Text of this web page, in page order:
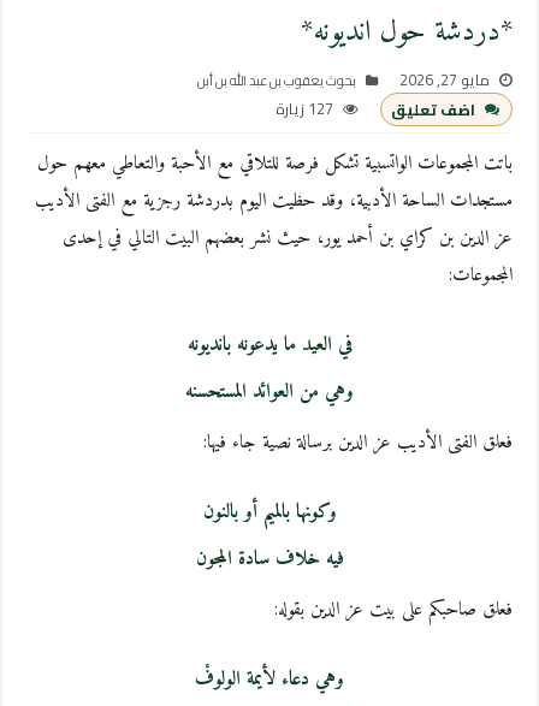
*دردشة حول انديونه*
مايو 27, 2026 بحوث يعقوب بن عبد الله بن أبن
اضف تعليق 127 زيارة
باتت المجموعات الواتسبية تشكل فرصة للتلاقي مع الأحبة والتعاطي معهم حول
مستجدات الساحة الأدبية، وقد حظيت اليوم بدردشة رجزية مع الفتى الأديب
عز الدين بن كراي بن أحمد يور، حيث نشر بعضهم البيت التالي في إحدى
المجموعات:
في العيد ما يدعونه بانديونه
وهي من العوائد المستحسنه
فعلق الفتى الأديب عز الدين برسالة نصية جاء فيها:
وكونها بالميم أو بالنون
فيه خلاف سادة المجون
فعلق صاحبكم على بيت عز الدين بقوله:
وهي دعاء لأيمة الولوفْ